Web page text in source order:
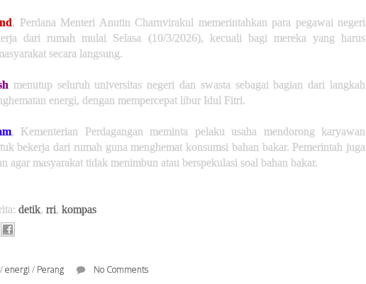
, Perdana Menteri Anutin Charnvirakul memerintahkan para pegawai negeri
dari rumah mulai Selasa (10/3/2026), kecuali bagi mereka yang harus
secara langsung.
menutup seluruh universitas negeri dan swasta sebagai bagian dari langkah
energi, dengan mempercepat libur Idul Fitri.
, Kementerian Perdagangan meminta pelaku usaha mendorong karyawan
bekerja dari rumah guna menghemat konsumsi bahan bakar. Pemerintah juga
agar masyarakat tidak menimbun atau berspekulasi soal bahan bakar.
detik, rri, kompas
/energi / Perang No Comments